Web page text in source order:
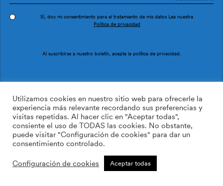
Ref. M5101-3
113.64$ /m2
Sí, doy mi consentimiento para el tratamiento de mis datos Lea nuestra
Política de privacidad
Al suscribirse a nuestro boletín, acepta la política de privacidad
Utilizamos cookies en nuestro sitio web para ofrecerle la
experiencia más relevante recordando sus preferencias y
visitas repetidas. Al hacer clic en "Aceptar todas",
consiente el uso de TODAS las cookies. No obstante,
puede visitar "Configuración de cookies" para dar un
consentimiento controlado.
Configuración de cookies Aceptar todas